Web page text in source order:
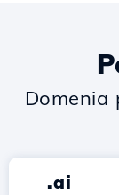
Domenia
.ai